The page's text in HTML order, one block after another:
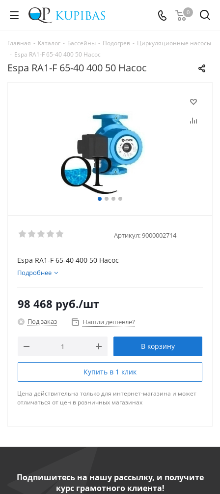
0
Главная - Каталог - Бассейны - Подогрев - Циркуляционные насосы
- Espa RA1-F 65-40 400 50 Насос
Espa RA1-F 65-40 400 50 Насос
Артикул:9000002714
Espa RA1-F 65-40 400 50 Насос
Подробнее
98 468 руб./шт
Под заказ Нашли дешевле?
В корзину
Купить в 1 клик
Цена действительна только для интернет-магазина и может
отличаться от цен в розничных магазинах
Подпишитесь на нашу рассылку, и получите
курс грамотного клиента!